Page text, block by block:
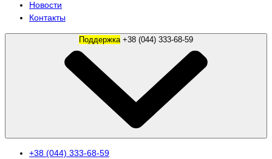
Новости
Контакты
Поддержка
+38 (044) 333-68-59